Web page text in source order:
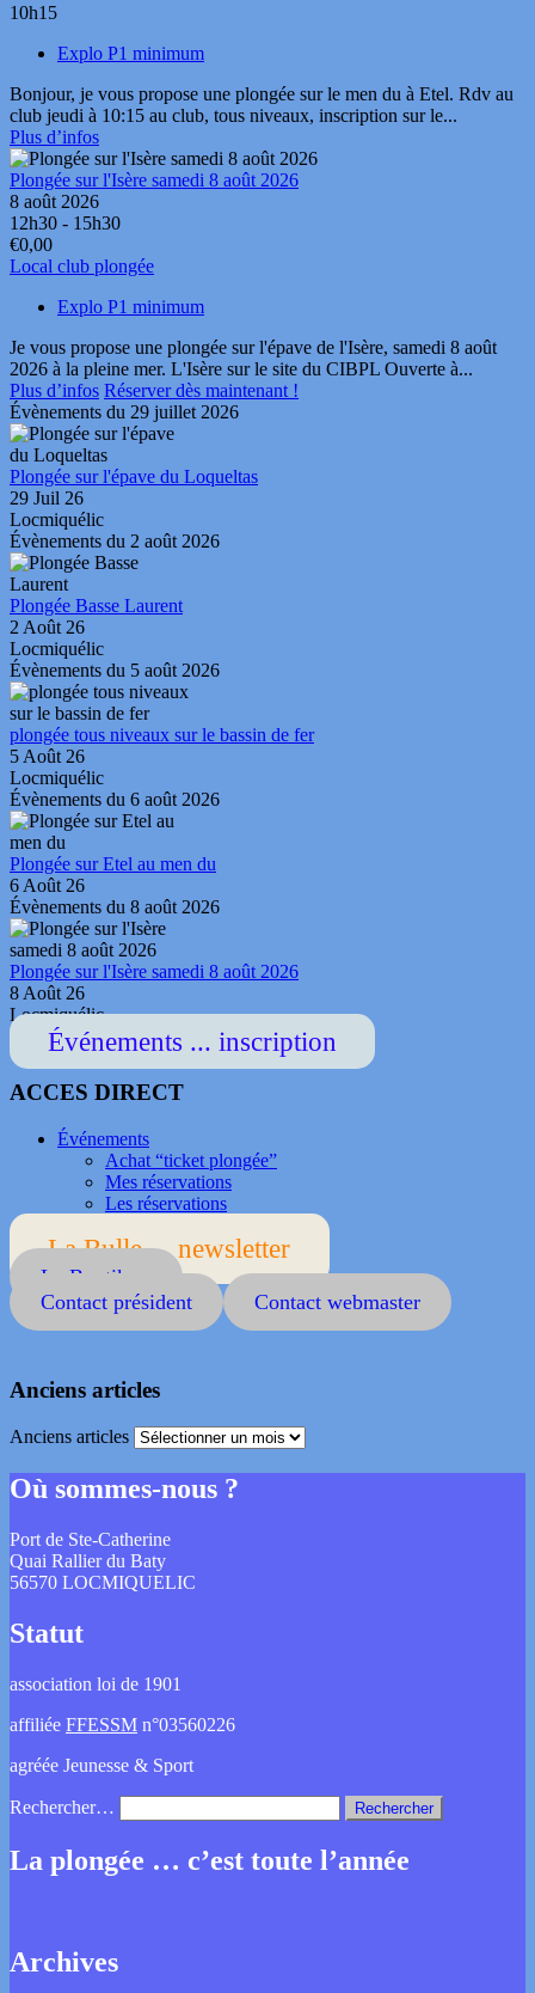
10h15
Explo P1 minimum
Bonjour, je vous propose une plongée sur le men du à Etel. Rdv au
club jeudi à 10:15 au club, tous niveaux, inscription sur le...
Plus d’infos
Plongée sur l'Isère samedi 8 août 2026
8 août 2026
12h30 - 15h30
€0,00
Local club plongée
Explo P1 minimum
Je vous propose une plongée sur l'épave de l'Isère, samedi 8 août
2026 à la pleine mer. L'Isère sur le site du CIBPL Ouverte à...
Plus d’infos Réserver dès maintenant !
Évènements du 29 juillet 2026
Plongée sur l'épave du Loqueltas
29 Juil 26
Locmiquélic
Évènements du 2 août 2026
Plongée Basse Laurent
2 Août 26
Locmiquélic
Évènements du 5 août 2026
plongée tous niveaux sur le bassin de fer
5 Août 26
Locmiquélic
Évènements du 6 août 2026
Plongée sur Etel au men du
6 Août 26
Évènements du 8 août 2026
Plongée sur l'Isère samedi 8 août 2026
8 Août 26
Locmiquélic
Événements ... inscription
ACCES DIRECT
Événements
Achat “ticket plongée”
Mes réservations
Les réservations
La Bulle ... newsletter
La Boutik ...
Contact président
Contact webmaster
Anciens articles
Anciens articles
Où sommes-nous ?
Port de Ste-Catherine
Quai Rallier du Baty
56570 LOCMIQUELIC
Statut
association loi de 1901
affiliée FFESSM n°03560226
agréée Jeunesse & Sport
Rechercher…
La plongée … c’est toute l’année
Archives